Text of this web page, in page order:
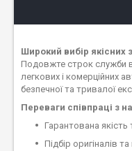
Широкий вибір якісних
Подовжте строк служби
легкових і комерційних
безпечної та тривалої
Переваги співпраці з
Гарантована якість
Підбір оригіналів